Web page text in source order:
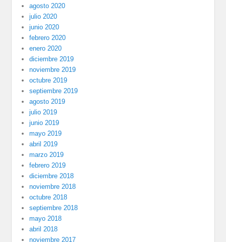
agosto 2020
julio 2020
junio 2020
febrero 2020
enero 2020
diciembre 2019
noviembre 2019
octubre 2019
septiembre 2019
agosto 2019
julio 2019
junio 2019
mayo 2019
abril 2019
marzo 2019
febrero 2019
diciembre 2018
noviembre 2018
octubre 2018
septiembre 2018
mayo 2018
abril 2018
noviembre 2017